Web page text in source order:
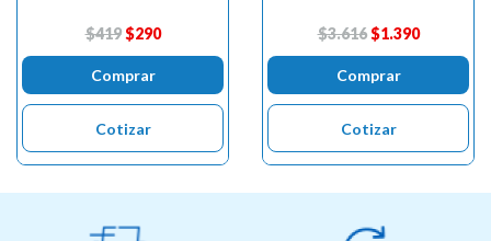
$419 $290
Comprar
Cotizar
$3.616 $1.390
Comprar
Cotizar